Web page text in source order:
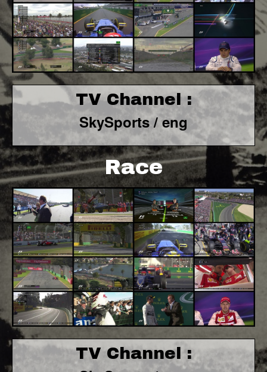
TV Channel :
SkySports / eng
Race
TV Channel :